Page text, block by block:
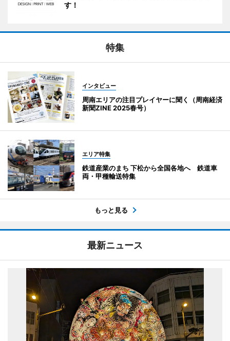
す！
特集
インタビュー
周南エリアの注目プレイヤーに聞く（周南経済
新聞ZINE 2025春号）
エリア特集
鉄道産業のまち 下松から全国各地へ 鉄道車
両・甲種輸送特集
もっと見る
最新ニュース